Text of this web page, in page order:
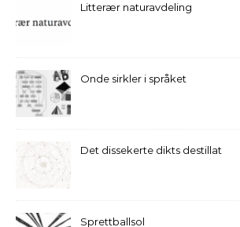
Litterær naturavdeling
Onde sirkler i språket
Det dissekerte dikts destillat
Sprettballsol